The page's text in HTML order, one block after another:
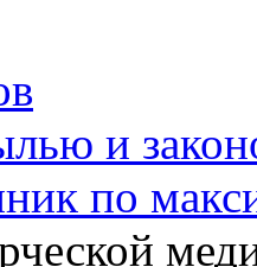
и
по